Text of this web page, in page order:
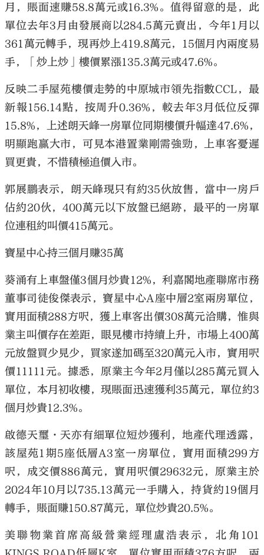
月，賬面速賺58.8萬元或16.3%。值得留意的是，此
單位去年3月由發展商以284.5萬元賣出，今年1月以
361萬元轉手，現再炒上419.8萬元，15個月內兩度易
手，「炒上炒」樓價累漲135.3萬元或47.6%。
反映二手屋苑樓價走勢的中原城市領先指數CCL，最
新報156.14點，按周升0.36%，較去年3月低位反彈
15.8%，上述朗天峰一房單位同期樓價升幅達47.6%，
明顯跑贏大市，可見本港置業剛需強勁，上車客憂遲
買更貴，不惜積極追價入市。
郭展鵬表示，朗天峰現只有約35伙放售，當中一房戶
佔約20伙，400萬元以下放盤已絕跡，最平的一房單
位連租約叫價415萬元。
寶星中心持三個月賺35萬
葵涌有上車盤僅3個月炒貴12%，利嘉閣地產聯席市務
董事司徒俊傑表示，寶星中心A座中層2室兩房單位，
實用面積288方呎，獲上車客出價308萬元洽購，惟與
業主叫價存在差距，眼見樓市持續上升，市場上400萬
元放盤買少見少，買家遂加碼至320萬元入市，實用呎
價11111元。據悉，原業主今年2月僅以285萬元買入
單位，本月初收樓，現賬面迅速獲利35萬元，單位約3
個月炒貴12.3%。
啟德天璽·天亦有細單位短炒獲利，地產代理透露，
該屋苑1期5座低層A3室一房單位，實用面積299方
呎，成交價886萬元，實用呎價29632元，原業主於
2024年10月以735.13萬元一手購入，持貨約19個月
轉手，賬面賺150.87萬元，單位炒貴20.5%。
美聯物業首席高級營業經理盧浩表示，北角101